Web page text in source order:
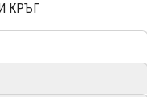
КРЪГ